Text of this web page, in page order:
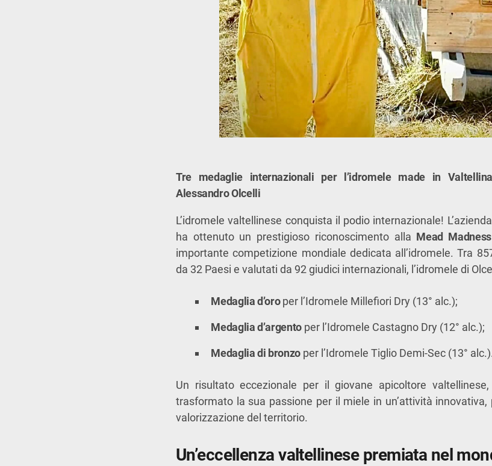
Tre medaglie internazionali per l’idromele made in
Alessandro Olcelli
L’idromele valtellinese conquista il podio internazionale!
ha ottenuto un prestigioso riconoscimento alla Mead
importante competizione mondiale dedicata all’idromele. Tra
da 32 Paesi e valutati da 92 giudici internazionali, l’idromele di
Medaglia d’oroper l’Idromele Millefiori Dry (13° alc.);
Medaglia d’argentoper l’Idromele Castagno Dry (12° alc.);
Medaglia di bronzoper l’Idromele Tiglio Demi-Sec (13° alc.).
Un risultato eccezionale per il giovane apicoltore
trasformato la sua passione per il miele in un’attività
valorizzazione del territorio.
Un’eccellenza valtellinese premiata nel